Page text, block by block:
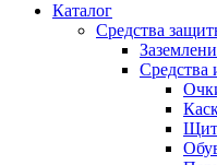
Каталог
Средства
Средства